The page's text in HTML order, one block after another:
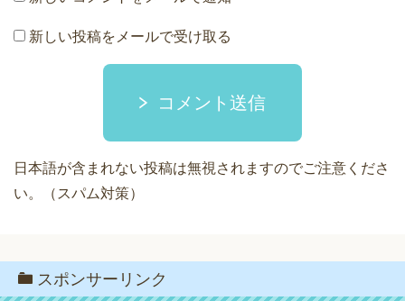
新しい投稿をメールで受け取る
コメント送信
日本語が含まれない投稿は無視されますのでご注意くださ
い。（スパム対策）
スポンサーリンク